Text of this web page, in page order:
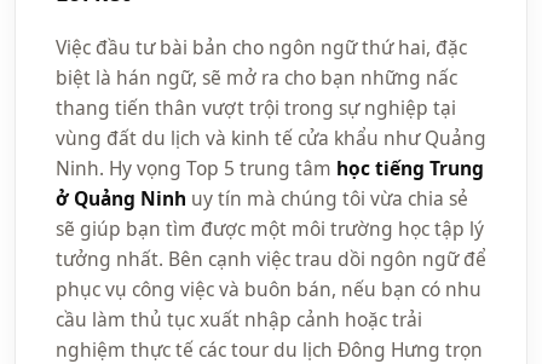
Việc đầu tư bài bản cho ngôn ngữ thứ hai, đặc
biệt là hán ngữ, sẽ mở ra cho bạn những nấc
thang tiến thân vượt trội trong sự nghiệp tại
vùng đất du lịch và kinh tế cửa khẩu như Quảng
Ninh. Hy vọng Top 5 trung tâm học tiếng Trung
ở Quảng Ninh uy tín mà chúng tôi vừa chia sẻ
sẽ giúp bạn tìm được một môi trường học tập lý
tưởng nhất. Bên cạnh việc trau dồi ngôn ngữ để
phục vụ công việc và buôn bán, nếu bạn có nhu
cầu làm thủ tục xuất nhập cảnh hoặc trải
nghiệm thực tế các tour du lịch Đông Hưng trọn